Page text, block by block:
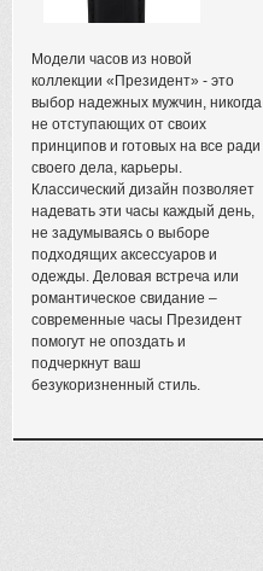
Модели часов из новой
коллекции «Президент» - это
выбор надежных мужчин, никогда
не отступающих от своих
принципов и готовых на все ради
своего дела, карьеры.
Классический дизайн позволяет
надевать эти часы каждый день,
не задумываясь о выборе
подходящих аксессуаров и
одежды. Деловая встреча или
романтическое свидание –
современные часы Президент
помогут не опоздать и
подчеркнут ваш
безукоризненный стиль.